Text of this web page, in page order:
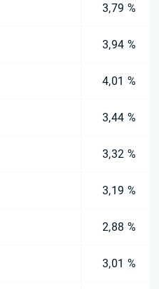
3,79 %
3,94 %
4,01 %
3,44 %
3,32 %
3,19 %
2,88 %
3,01 %